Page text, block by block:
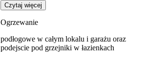
Czytaj więcej
Ogrzewanie
podłogowe w całym lokalu i garażu oraz
podejscie pod grzejniki w łazienkach